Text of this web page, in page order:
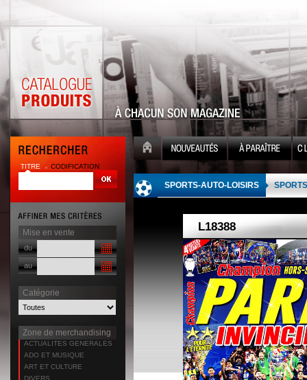
TITRE CODIFICATION
Mise en vente
du
au
Catégorie
Zone de merchandising
ACTUALITES GENERALES
ADO ET MUSIQUE
ART ET CULTURE
DIVERS
SPORTS-AUTO-LOISIRS SPORTS